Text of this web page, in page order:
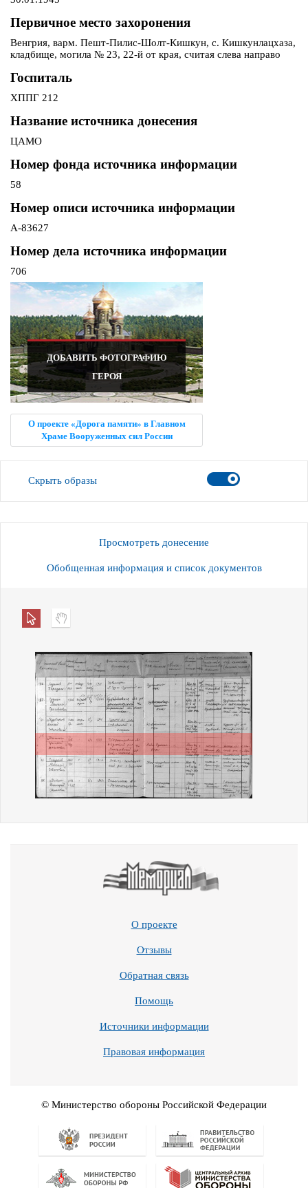
Первичное место захоронения
Венгрия, варм. Пешт-Пилис-Шолт-Кишкун, с. Кишкунлацхаза,
кладбище, могила № 23, 22-й от края, считая слева направо
Госпиталь
ХППГ 212
Название источника донесения
ЦАМО
Номер фонда источника информации
58
Номер описи источника информации
А-83627
Номер дела источника информации
706
ДОБАВИТЬ ФОТОГРАФИЮ
ГЕРОЯ
О проекте «Дорога памяти» в Главном
Храме Вооруженных сил России
Скрыть образы
Просмотреть донесение
Обобщенная информация и список документов
О проекте
Отзывы
Обратная связь
Помощь
Источники информации
Правовая информация
© Министерство обороны Российской Федерации